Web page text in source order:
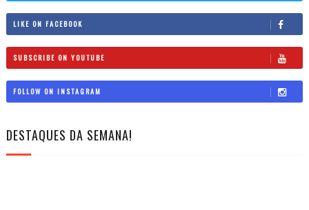
LIKE ON FACEBOOK
SUBSCRIBE ON YOUTUBE
FOLLOW ON INSTAGRAM
DESTAQUES DA SEMANA!